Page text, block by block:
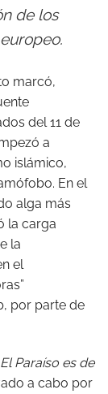
de los
marcó,
del 11 de
a
islámico,
En el
alga más
la carga
la
el
por parte de
El Paraíso es de
a cabo por